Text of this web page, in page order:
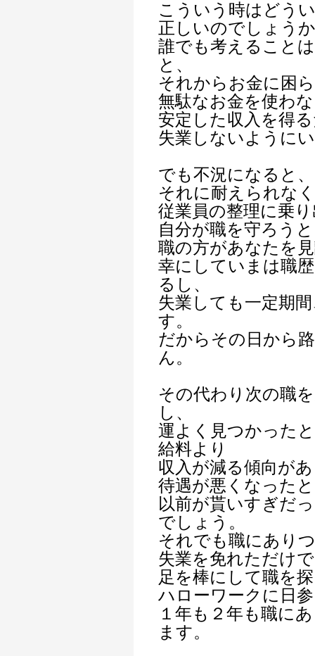
こういう時はどう
正しいのでしょう
誰でも考えること
と、
それからお金に困
無駄なお金を使わ
安定した収入を得
失業しないように
でも不況になると、
それに耐えられな
従業員の整理に乗
自分が職を守ろう
職の方があなたを
幸にしていまは職
るし、
失業しても一定期
す。
だからその日から
ん。
その代わり次の職
し、
運よく見つかった
給料より
収入が減る傾向が
待遇が悪くなった
以前が貰いすぎだ
でしょう。
それでも職にあり
失業を免れただけ
足を棒にして職を
ハローワークに日
１年も２年も職に
ます。